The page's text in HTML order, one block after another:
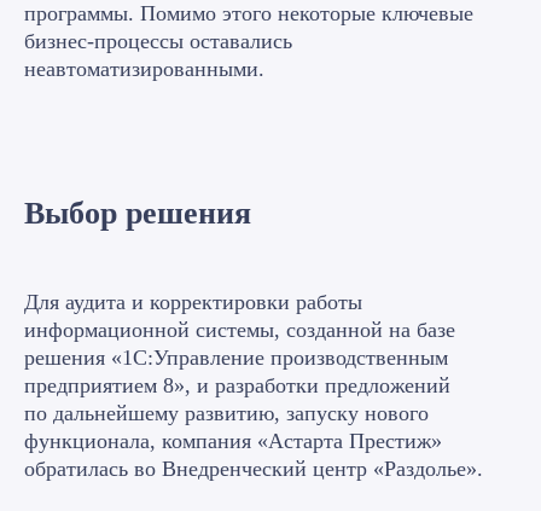
программы. Помимо этого некоторые ключевые
бизнес-процессы оставались
неавтоматизированными.
Выбор решения
Для аудита и корректировки работы
информационной системы, созданной на базе
решения «1С:Управление производственным
предприятием 8», и разработки предложений
по дальнейшему развитию, запуску нового
функционала, компания «Астарта Престиж»
обратилась во Внедренческий центр «Раздолье».